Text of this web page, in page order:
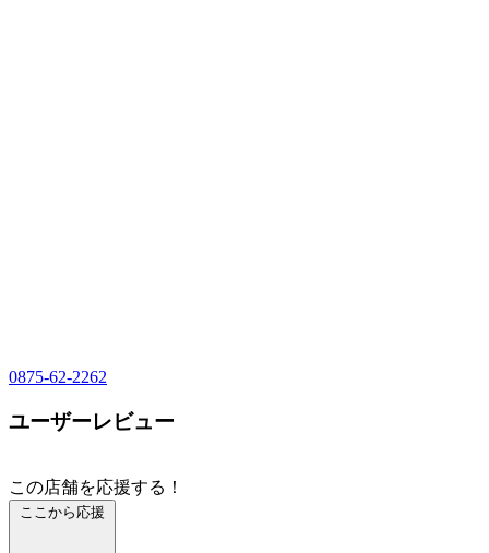
0875-62-2262
ユーザーレビュー
この店舗を応援する！
ここから応援